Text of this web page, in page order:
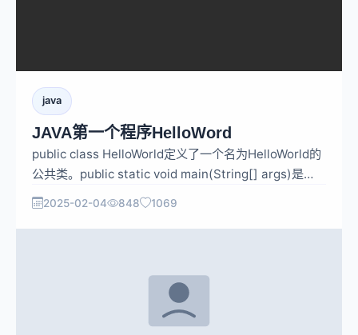
java
JAVA第一个程序HelloWord
public class HelloWorld定义了一个名为HelloWorld的
公共类。public static void main(String[] args)是
Java 程序的入口方法，程序从这里开始执行。
System.out.println("Hello, World!");这行代码的作用
是在控制台输出 “Hello, World!” 字符串
2025-02-04 848 1069